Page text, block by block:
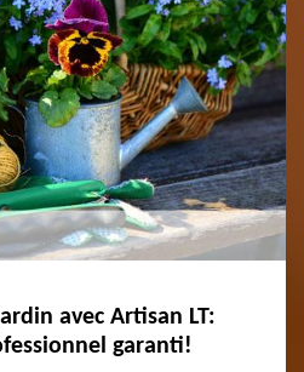
avec Artisan LT:
garanti!